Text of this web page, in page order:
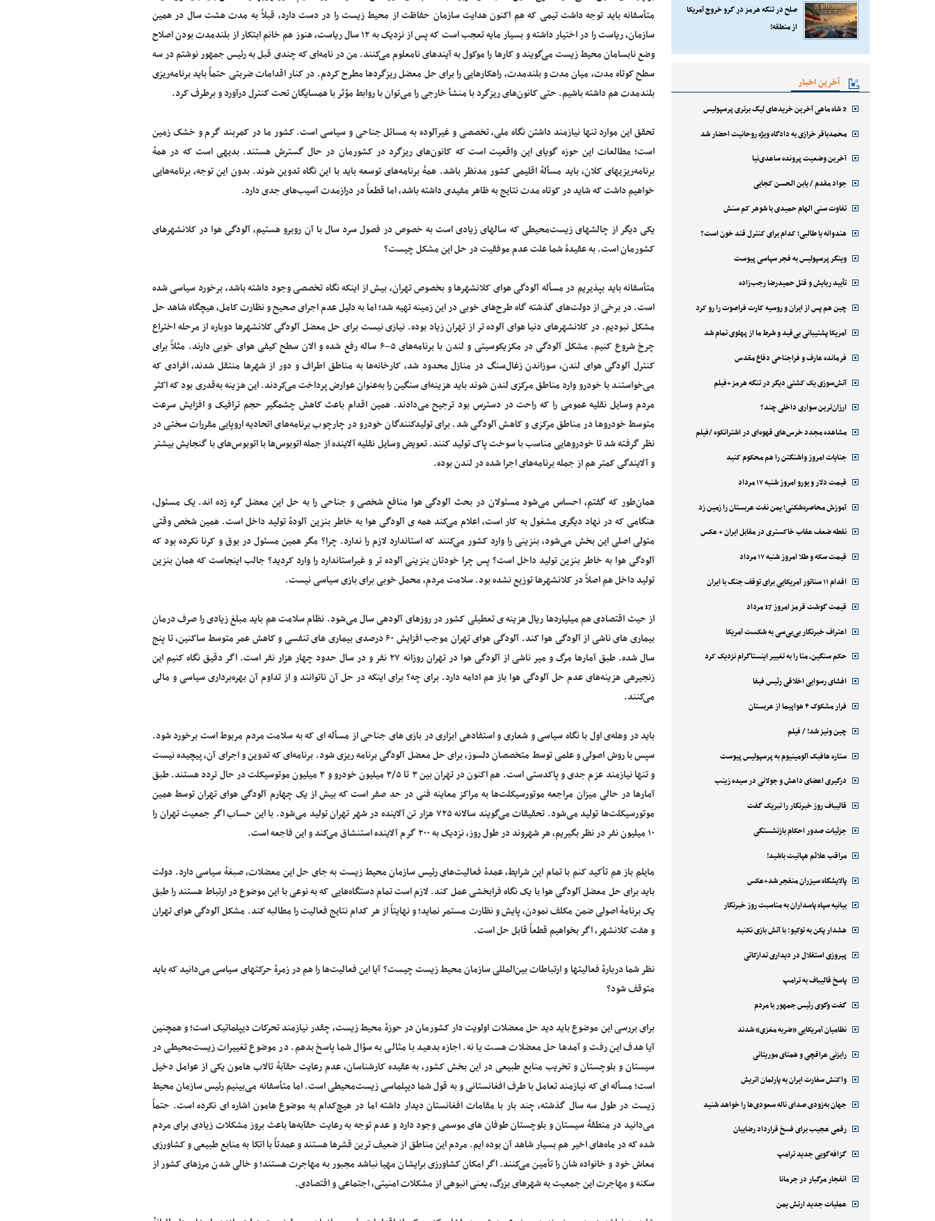
صلح در تنگه هرمز در گرو خروج آمریکا
از منطقه!
آخرین اخبار
2 شاه ماهی آخرین خریدهای لیگ برتری پرسپولیس
محمدباقر خرازی به دادگاه ویژه روحانیت احضار شد
آخرین وضعیت پرونده ساعدی‌نیا
جواد مقدم / یابن الحسن کجایی
تفاوت سنی الهام حمیدی با شوهر کم سنش
هندوانه یا طالبی؛ کدام‌ برای کنترل قند خون است؟
وینگر پرسپولیس به فجر سپاسی پیوست
تأیید ربایش و قتل حمیدرضا رجب‌زاده
چین هم پس از ایران و روسیه کارت فراصوت را رو کرد
آمریکا پشتیبانی بی‌قید و شرط ما از پهلوی تمام شد
فرمانده عارف و فراجناحی دفاع مقدس
آتش‌سوزی یک کشتی دیگر در تنگه هرمز+فیلم
ارزان‌ترین سواری داخلی چند؟
مشاهده مجدد خرس‌های قهوه‌ای در اشترانکوه /فیلم
جنایات امروز واشنگتن را هم محکوم کنید
قیمت دلار و یورو امروز شنبه ۱۷ مرداد
آموزش محاصره‌شکنی؛ یمن نفت عربستان را زمین زد
نقطه ضعف عقاب خاکستری در مقابل ایران + عکس
قیمت سکه و طلا امروز شنبه ۱۷ مرداد
اقدام ۱۱ سناتور آمریکایی برای توقف جنگ با ایران
قیمت گوشت قرمز امروز 17 مرداد
اعتراف خبرنگار بی‌بی‌سی به شکست آمریکا
حکم سنگین، متا را به تغییر اینستاگرام نزدیک کرد
افشای رسوایی اخلاقی رئیس فیفا
فرار مشکوک ۴ هواپیما از عربستان
چین ونیز شد! / فیلم
ستاره هافبک آلومینیوم به پرسپولیس پیوست
درگیری اعضای داعش و جولانی در سیده زینب
قالیباف روز خبرنگار را تبریک گفت
جزئیات صدور احکام بازنشستگی
مراقب علائم هپاتیت باشید!
پالایشگاه سیزران منفجر شد+عکس
بیانیه سپاه پاسداران به مناسبت روز خبرنگار
هشدار پکن به توکیو: با آتش بازی نکنید
پیروزی استقلال در دیداری تدارکاتی
پاسخ قالیباف به ترامپ
گفت وگوی رئیس جمهور با مردم
نظامیان آمریکایی «ضربه مغزی» شدند
رایزنی عراقچی و همتای موریتانی
واکنش سفارت ایران به پارلمان اتریش
جهان به‌زودی صدای ناله سعودی‌ها را خواهد شنید
رقمی عجیب برای فسخ قرارداد رضاییان
گزافه‌گویی جدید ترامپ
انفجار مرگبار در جرمانا
عملیات جدید ارتش یمن
متأسفانه باید توجه داشت تیمی که هم اکنون هدایت سازمان حفاظت از محیط زیست را در دست دارد، قبلاً به مدت هشت سال در همین
سازمان، ریاست را در اختیار داشته و بسیار مایه تعجب است که پس از نزدیک به ۱۲ سال ریاست، هنوز هم خانم ابتکار از بلندمدت بودن اصلاح
وضع نابسامان محیط زیست می‌گویند و کارها را موکول به آیندهای نامعلوم می‌کنند. من در نامه‌ای که چندی قبل به رئیس جمهور نوشتم در سه
سطح کوتاه مدت، میان مدت و بلندمدت، راهکارهایی را برای حل معضل ریزگردها مطرح کردم. در کنار اقدامات ضربتی حتماً باید برنامه‌ریزی
بلندمدت هم داشته باشیم. حتی کانون‌های ریزگرد با منشأ خارجی را می‌توان با روابط مؤثر با همسایگان تحت کنترل درآورد و برطرف کرد.
تحقق این موارد تنها نیازمند داشتن نگاه ملی، تخصصی و غیرآلوده به مسائل جناحی و سیاسی است. کشور ما در کمربند گرم و خشک زمین
است؛ مطالعات این حوزه گویای این واقعیت است که کانون‌های ریزگرد در کشورمان در حال گسترش هستند. بدیهی است که در همهٔ
برنامه‌ریزیهای کلان، باید مسألهٔ اقلیمی کشور مدنظر باشد. همهٔ برنامه‌های توسعه باید با این نگاه تدوین شوند. بدون این توجه، برنامه‌هایی
خواهیم داشت که شاید در کوتاه مدت نتایج به ظاهر مفیدی داشته باشد، اما قطعاً در درازمدت آسیب‌های جدی دارد.
یکی دیگر از چالشهای زیست‌محیطی که سالهای زیادی است به خصوص در فصول سرد سال با آن روبرو هستیم، آلودگی هوا در کلانشهرهای
کشورمان است. به عقیدهٔ شما علت عدم موفقیت در حل این مشکل چیست؟
متأسفانه باید بپذیریم در مسأله آلودگی هوای کلانشهرها و بخصوص تهران، بیش از اینکه نگاه تخصصی وجود داشته باشد، برخورد سیاسی شده
است. در برخی از دولت‌های گذشته گاه طرح‌های خوبی در این زمینه تهیه شد؛ اما به دلیل عدم اجرای صحیح و نظارت کامل، هیچگاه شاهد حل
مشکل نبودیم. در کلانشهرهای دنیا هوای آلوده تر از تهران زیاد بوده. نیازی نیست برای حل معضل آلودگی کلانشهرها دوباره از مرحله اختراع
چرخ شروع کنیم. مشکل آلودگی در مکزیکوسیتی و لندن با برنامه‌های ۵–۶ ساله رفع شده و الان سطح کیفی هوای خوبی دارند. مثلاً برای
کنترل آلودگی هوای لندن، سوزاندن زغال‌سنگ در منازل محدود شد، کارخانه‌ها به مناطق اطراف و دور از شهرها منتقل شدند، افرادی که
می‌خواستند با خودرو وارد مناطق مرکزی لندن شوند باید هزینه‌ای سنگین را به‌عنوان عوارض پرداخت می‌کردند. این هزینه به‌قدری بود که اکثر
مردم وسایل نقلیه عمومی را که راحت در دسترس بود ترجیح می‌دادند. همین اقدام باعث کاهش چشمگیر حجم ترافیک و افزایش سرعت
متوسط خودروها در مناطق مرکزی و کاهش آلودگی شد. برای تولیدکنندگان خودرو در چارچوب برنامه‌های اتحادیه اروپایی مقررات سختی در
نظر گرفته شد تا خودروهایی مناسب با سوخت پاک تولید کنند. تعویض وسایل نقلیه آلاینده از جمله اتوبوس‌ها با اتوبوس‌های با گنجایش بیشتر
و آلایندگی کمتر هم از جمله برنامه‌های اجرا شده در لندن بوده.
همان‌طور که گفتم، احساس می‌شود مسئولان در بحث آلودگی هوا منافع شخصی و جناحی را به حل این معضل گره زده اند. یک مسئول،
هنگامی که در نهاد دیگری مشغول به کار است، اعلام می‌کند همه ی آلودگی هوا به خاطر بنزین آلودهٔ تولید داخل است. همین شخص وقتی
متولی اصلی این بخش می‌شود، بنزینی را وارد کشور می‌کنند که استاندارد لازم را ندارد. چرا؟ مگر همین مسئول در بوق و کرنا نکرده بود که
آلودگی هوا به خاطر بنزین تولید داخل است؟ پس چرا خودتان بنزینی آلوده تر و غیراستاندارد را وارد کردید؟ جالب اینجاست که همان بنزین
تولید داخل هم اصلاً در کلانشهرها توزیع نشده بود. سلامت مردم، محمل خوبی برای بازی سیاسی نیست.
از حیث اقتصادی هم میلیاردها ریال هزینه ی تعطیلی کشور در روزهای آلودهی سال می‌شود. نظام سلامت هم باید مبلغ زیادی را صرف درمان
بیماری های ناشی از آلودگی هوا کند. آلودگی هوای تهران موجب افزایش ۶۰ درصدی بیماری های تنفسی و کاهش عمر متوسط ساکنین، تا پنج
سال شده. طبق آمارها مرگ و میر ناشی از آلودگی هوا در تهران روزانه ۲۷ نفر و در سال حدود چهار هزار نفر است. اگر دقیق نگاه کنیم این
زنجیرهی هزینه‌های عدم حل آلودگی هوا باز هم ادامه دارد. برای چه؟ برای اینکه در حل آن ناتوانند و از تداوم آن بهره‌برداری سیاسی و مالی
می‌کنند.
باید در وهله‌ی اول با نگاه سیاسی و شعاری و استفادهی ابزاری در بازی های جناحی از مسأله ای که به سلامت مردم مربوط است برخورد شود.
سپس با روش اصولی و علمی توسط متخصصان دلسوز، برای حل معضل آلودگی برنامه ریزی شود. برنامه‌ای که تدوین و اجرای آن، پیچیده نیست
و تنها نیازمند عزم جدی و پاکدستی است. هم اکنون در تهران بین ۳ تا ۳/۵ میلیون خودرو و ۳ میلیون موتوسیکلت در حال تردد هستند. طبق
آمارها در حالی میزان مراجعه موتورسیکلت‌ها به مراکز معاینه فنی در حد صفر است که بیش از یک چهارم آلودگی هوای تهران توسط همین
موتورسیکلت‌ها تولید می‌شود. تحقیقات می‌گویند سالانه ۷۲۵ هزار تن آلاینده در شهر تهران تولید می‌شود. با این حساب اگر جمعیت تهران را
۱۰ میلیون نفر در نظر بگیریم، هر شهروند در طول روز، نزدیک به ۲۰۰ گرم آلاینده استنشاق می‌کند و این فاجعه است.
مایلم باز هم تأکید کنم با تمام این شرایط، عمدهٔ فعالیت‌های رئیس سازمان محیط زیست به جای حل این معضلات، صبغهٔ سیاسی دارد. دولت
باید برای حل معضل آلودگی هوا با یک نگاه فرابخشی عمل کند. لازم است تمام دستگاه‌هایی که به نوعی با این موضوع در ارتباط هستند را طبق
یک برنامهٔ اصولی ضمن مکلف نمودن، پایش و نظارت مستمر نماید؛ و نهایتاً از هر کدام نتایج فعالیت را مطالبه کند. مشکل آلودگی هوای تهران
و هفت کلانشهر، اگر بخواهیم قطعاً قابل حل است.
نظر شما دربارهٔ فعالیتها و ارتباطات بین‌المللی سازمان محیط زیست چیست؟ آیا این فعالیت‌ها را هم در زمرهٔ حرکتهای سیاسی می‌دانید که باید
متوقف شود؟
برای بررسی این موضوع باید دید حل معضلات اولویت دار کشورمان در حوزهٔ محیط زیست، چقدر نیازمند تحرکات دیپلماتیک است؛ و همچنین
آیا هدف این رفت و آمدها حل معضلات هست یا نه. اجازه بدهید با مثالی به سؤال شما پاسخ بدهم. در موضوع تغییرات زیست‌محیطی در
سیستان و بلوچستان و تخریب منابع طبیعی در این بخش کشور، به عقیده کارشناسان، عدم رعایت حقآبهٔ تالاب هامون یکی از عوامل دخیل
است؛ مسأله ای که نیازمند تعامل با طرف افغانستانی و به قول شما دیپلماسی زیست‌محیطی است. اما متأسفانه می‌بینیم رئیس سازمان محیط
زیست در طول سه سال گذشته، چند بار با مقامات افغانستان دیدار داشته اما در هیچ‌کدام به موضوع هامون اشاره ای نکرده است. حتماً
می‌دانید در منطقهٔ سیستان و بلوچستان طوفان های موسمی وجود دارد و عدم توجه به رعایت حقآبه‌ها باعث بروز مشکلات زیادی برای مردم
شده که در ماه‌های اخیر هم بسیار شاهد آن بوده ایم. مردم این مناطق از ضعیف ترین قشرها هستند و عمدتاً با اتکا به منابع طبیعی و کشاورزی
معاش خود و خانواده شان را تأمین می‌کنند. اگر امکان کشاورزی برایشان مهیا نباشد مجبور به مهاجرت هستند؛ و خالی شدن مرزهای کشور از
سکنه و مهاجرت این جمعیت به شهرهای بزرگ، یعنی انبوهی از مشکلات امنیتی، اجتماعی و اقتصادی.